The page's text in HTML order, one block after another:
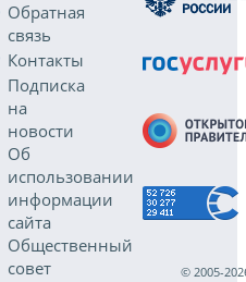
Обратная
связь
Контакты
Подписка
на
новости
Об
использовании
информации
сайта
Общественный
совет
© 2005-